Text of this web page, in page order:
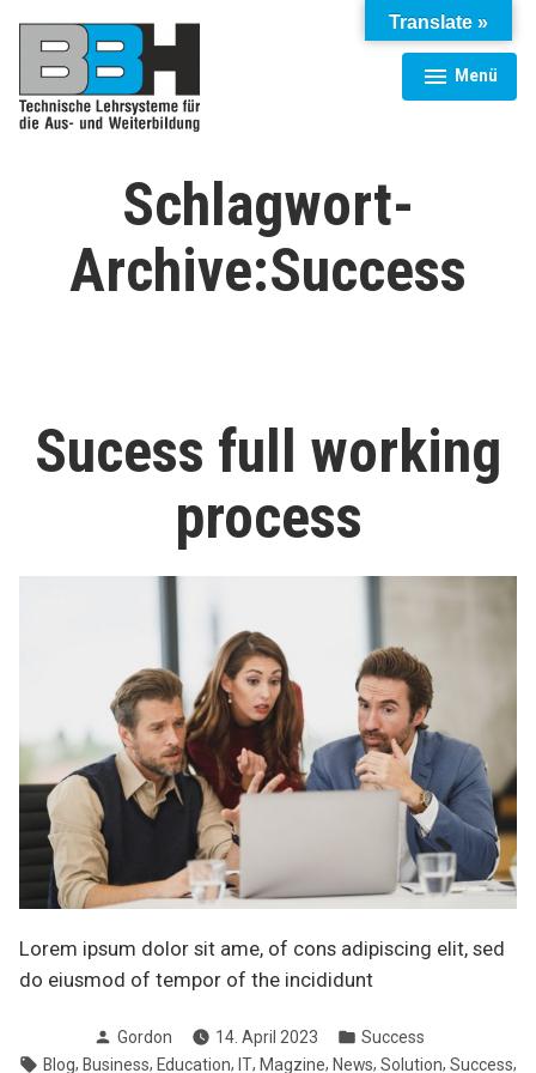
Inhalt
springen
Menü
aufgeklappt
zugeklappt
Schlagwort-
Archive:Success
Sucess full working
process
Lorem ipsum dolor sit ame, of cons adipiscing elit, sed
do eiusmod of tempor of the incididunt
Verfasst
von
Gordon 14. April 2023
Veröffentlicht
in
Success
Schlagwörter:
Blog, Business, Education, IT, Magzine, News, Solution, Success,
Translate »